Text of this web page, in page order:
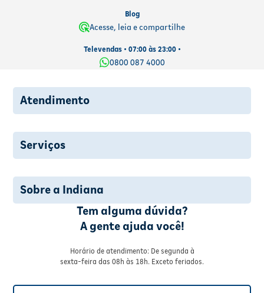
Blog
Acesse, leia e compartilhe
Televendas • 07:00 às 23:00 •
0800 087 4000
Atendimento
Serviços
Sobre a Indiana
Tem alguma dúvida?
A gente ajuda você!
Horário de atendimento: De segunda à
sexta-feira das 08h às 18h. Exceto feriados.